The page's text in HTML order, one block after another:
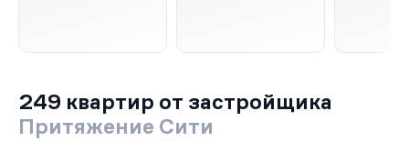
249 квартир от застройщика
Притяжение Сити